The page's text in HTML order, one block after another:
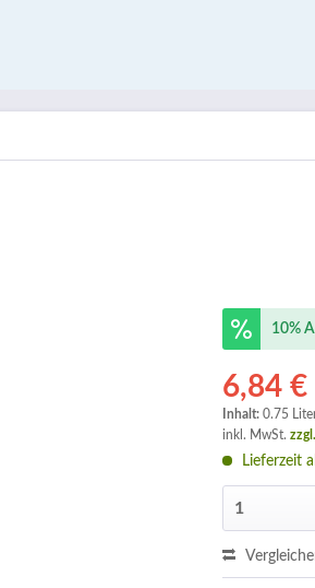
10%
6,84 €
Inhalt:0.75
inkl. MwSt.
Lieferzeit